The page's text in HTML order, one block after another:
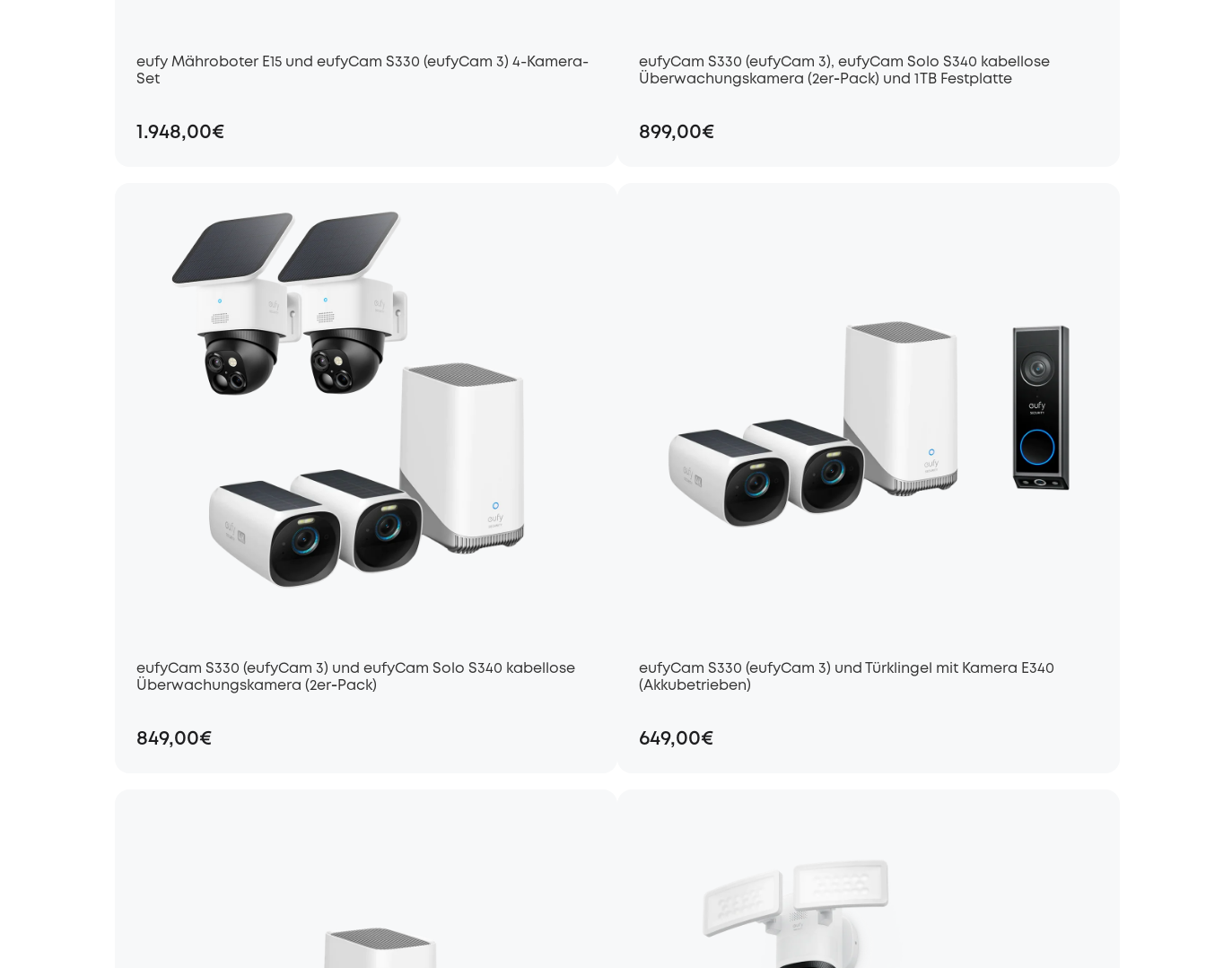
eufy Mähroboter E15 und eufyCam S330 (eufyCam 3) 4-Kamera-
Set
1.948,00€
eufyCam S330 (eufyCam 3), eufyCam Solo S340 kabellose
Überwachungskamera (2er‑Pack) und 1 TB Festplatte
899,00€
eufyCam S330 (eufyCam 3) und eufyCam Solo S340 kabellose
Überwachungskamera (2er‑Pack)
849,00€
eufyCam S330 (eufyCam 3) und Türklingel mit Kamera E340
(Akkubetrieben)
649,00€